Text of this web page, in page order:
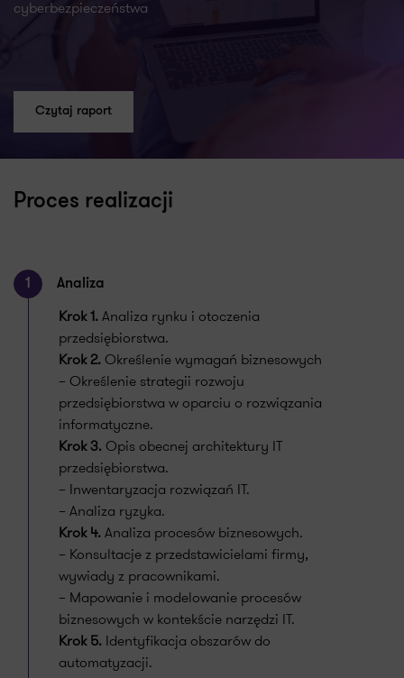
cyberbezpieczeństwa
Czytaj raport
Proces realizacji
1 Analiza
Krok 1.Analiza rynku i otoczenia
przedsiębiorstwa.
Krok 2. Określenie wymagań biznesowych
– Określenie strategii rozwoju
przedsiębiorstwa w oparciu o rozwiązania
informatyczne.
Krok 3. Opis obecnej architektury IT
przedsiębiorstwa.
– Inwentaryzacja rozwiązań IT.
– Analiza ryzyka.
Krok 4.Analiza procesów biznesowych.
– Konsultacje z przedstawicielami firmy,
wywiady z pracownikami.
– Mapowanie i modelowanie procesów
biznesowych w kontekście narzędzi IT.
Krok 5. Identyfikacja obszarów do
automatyzacji.